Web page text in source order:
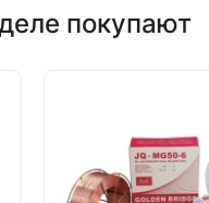
покупают